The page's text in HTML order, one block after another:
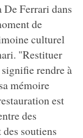
Ferrari dans
de
culturel
"Restituer
rendre à
mémoire
est
des
soutiens